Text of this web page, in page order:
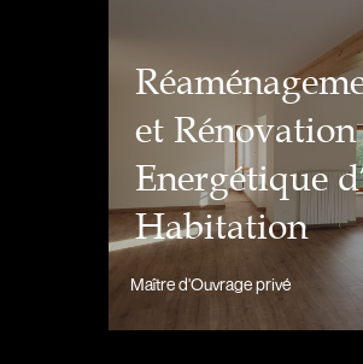
et Rénovation
Energétique
Habitation
Maître d'Ouvrage privé